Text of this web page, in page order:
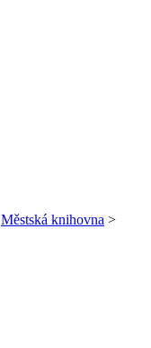
Městská knihovna >